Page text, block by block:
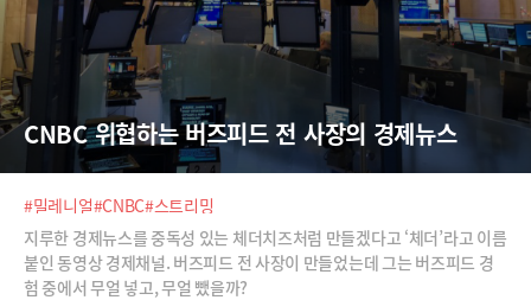
CNBC 위협하는 버즈피드 전 사장의 경제뉴스
#밀레니얼#CNBC#스트리밍
지루한 경제뉴스를 중독성 있는 체더치즈처럼 만들겠다고 ‘체더’라고 이름
붙인 동영상 경제채널. 버즈피드 전 사장이 만들었는데 그는 버즈피드 경
험 중에서 무얼 넣고, 무얼 뺐을까?